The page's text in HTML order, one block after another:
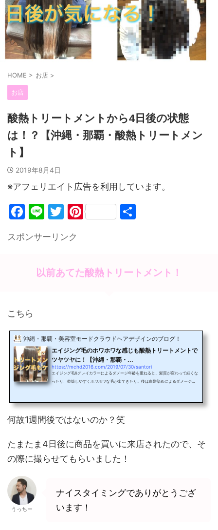
HOME > お店 >
お店
酸熱トリートメントから4日後の状態
は！？【沖縄・那覇・酸熱トリートメン
ト】
2019年8月4日
※アフェリエイト広告を利用しています。
F
c
o
k
Li
e
T
itt
Pi
st
スポンサーリンク
以前あてた酸熱トリートメント！
こちら
沖縄・那覇・美容室モードクラウドヘアデザインのブログ！
エイジング毛のホワホワな感じも酸熱トリートメントで
ツヤツヤに！【沖縄・那覇・...
https://mchd2016.com/2019/07/30/santori
エイジング毛&グレイカラーによるダメージ年齢を重ねると、髪質が変わって細くな
ったり、乾燥しやすくホワホワな毛が出てきたり。後は白髪染めによるダメージ
ートメントの酸の効果で枝毛やホワホワを抑えてツヤツヤにしてくれます！ビフォ
ーはシャンプー台でですが、こんな感じ細くて乾くと膨らむ、ホワホワしてます！
酸熱トリートメントは少しクセも収まる！？酸熱トリー...
何故1週間後ではないのか？笑
たまたま4日後に商品を買いに来店されたので、そ
の際に撮らせてもらいました！
うっちー
ナイスタイミングでありがとうござ
います！